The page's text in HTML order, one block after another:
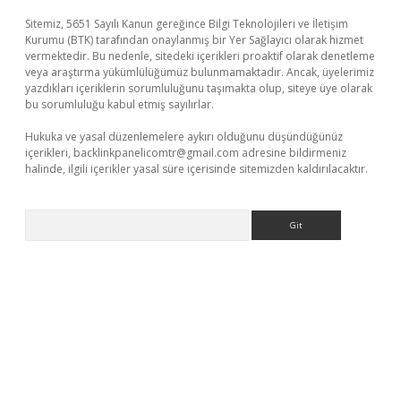
Sitemiz, 5651 Sayılı Kanun gereğince Bilgi Teknolojileri ve İletişim
Kurumu (BTK) tarafından onaylanmış bir Yer Sağlayıcı olarak hizmet
vermektedir. Bu nedenle, sitedeki içerikleri proaktif olarak denetleme
veya araştırma yükümlülüğümüz bulunmamaktadır. Ancak, üyelerimiz
yazdıkları içeriklerin sorumluluğunu taşımakta olup, siteye üye olarak
bu sorumluluğu kabul etmiş sayılırlar.
Hukuka ve yasal düzenlemelere aykırı olduğunu düşündüğünüz
içerikleri, backlinkpanelicomtr@gmail.com adresine bildirmeniz
halinde, ilgili içerikler yasal süre içerisinde sitemizden kaldırılacaktır.